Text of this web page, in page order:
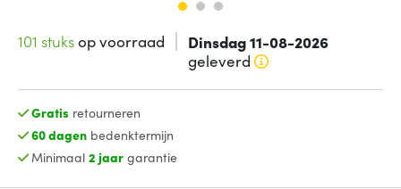
101 stuksop voorraad Dinsdag 11-08-2026
geleverd
Gratis retourneren
60 dagenbedenktermijn
Minimaal 2 jaargarantie